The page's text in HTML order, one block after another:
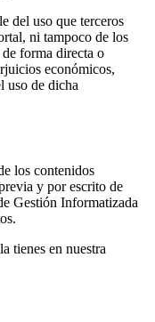
del uso que terceros
ni tampoco de los
forma directa o
económicos,
uso de dicha
los contenidos
y por escrito de
Gestión Informatizada
tienes en nuestra